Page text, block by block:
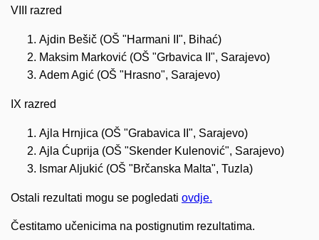
VIII razred
Ajdin Bešič (OŠ "Harmani II", Bihać)
Maksim Marković (OŠ "Grbavica II", Sarajevo)
Adem Agić (OŠ "Hrasno", Sarajevo)
IX razred
Ajla Hrnjica (OŠ "Grabavica II", Sarajevo)
Ajla Ćuprija (OŠ "Skender Kulenović", Sarajevo)
Ismar Aljukić (OŠ "Brčanska Malta", Tuzla)
Ostali rezultati mogu se pogledati ovdje.
Čestitamo učenicima na postignutim rezultatima.